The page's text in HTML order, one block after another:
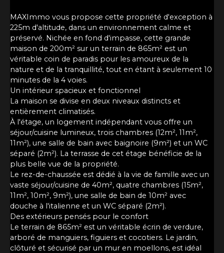
MAXImmo vous propose cette propriété d'exception à
225m d'altitude, dans un environnement calme et
préservé. Nichée en fond d'impasse, cette grande
maison de 200m² sur un terrain de 865m² est un
véritable coin de paradis pour les amoureux de la
nature et de la tranquillité, tout en étant à seulement 10
minutes de la 4 voies.
Un intérieur spacieux et fonctionnel
La maison se divise en deux niveaux distincts et
entièrement climatisés.
À l'étage, un logement indépendant vous offre un
séjour/cuisine lumineux, trois chambres (12m², 11m²,
11m²), une salle de bain avec baignoire (9m²) et un WC
séparé (2m²). La terrasse de cet étage bénéficie de la
plus belle vue de la propriété.
Le rez-de-chaussée est dédié à la vie de famille avec un
vaste séjour/cuisine de 40m², quatre chambres (15m²,
11m², 10m², 9m²), une salle de bain de 10m² avec
douche à l'italienne et un WC séparé (2m²).
Des extérieurs pensés pour le confort
Le terrain de 865m² est un véritable écrin de verdure,
arboré de manguiers, figuiers et cocotiers. Le jardin,
clôturé et sécurisé par un mur en moellons, est idéal